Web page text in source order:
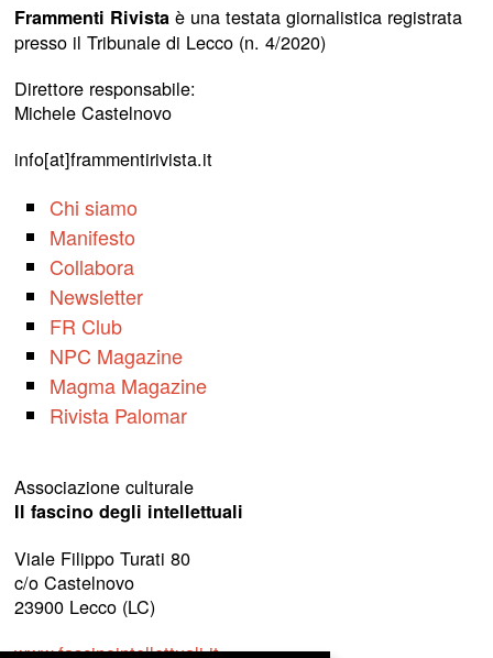
Frammenti Rivistaè una testata giornalistica registrata
presso il Tribunale di Lecco (n. 4/2020)
Direttore responsabile:
Michele Castelnovo
info[at]frammentirivista.it
Chi siamo
Manifesto
Collabora
Newsletter
FR Club
NPC Magazine
Magma Magazine
Rivista Palomar
Associazione culturale
Il fascino degli intellettuali
Viale Filippo Turati 80
c/o Castelnovo
23900 Lecco (LC)